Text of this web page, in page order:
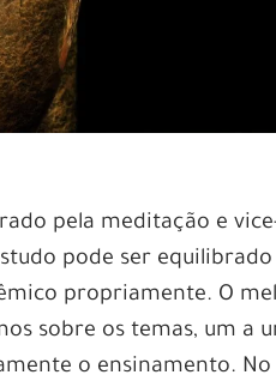
pela meditação e
pode ser
propriamente. O
sobre os temas, um a
o ensinamento.